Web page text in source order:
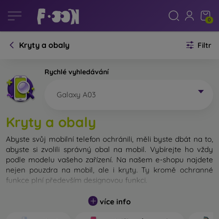
0
Kryty a obaly Filtr
Rychlé vyhledávání
Galaxy A03
Kryty a obaly
Abyste svůj mobilní telefon ochránili, měli byste dbát na to,
abyste si zvolili správný obal na mobil. Vybírejte ho vždy
podle modelu vašeho zařízení. Na našem e-shopu najdete
nejen pouzdra na mobil, ale i kryty. Ty kromě ochranné
funkce plní především designovou funkci.
Kryt na mobil můžeme také nazvat zadní kryt. Je určen na
ochranu zadní části telefonu. Jednotlivé kryty na mobil se
více info